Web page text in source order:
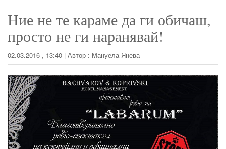
Ние не те караме да ги обичаш,
просто не ги наранявай!
02.03.2016 , 13:40 | Автор : Мануела Янева